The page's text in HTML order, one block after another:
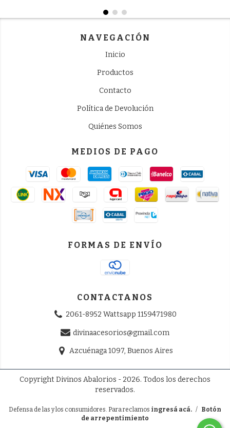
NAVEGACIÓN
Inicio
Productos
Contacto
Política de Devolución
Quiénes Somos
MEDIOS DE PAGO
FORMAS DE ENVÍO
CONTACTANOS
2061-8952 Wattsapp 1159471980
divinaacesorios@gmail.com
Azcuénaga 1097, Buenos Aires
Copyright Divinos Abalorios - 2026. Todos los derechos
reservados.
Defensa de las y los consumidores. Para reclamos ingresá acá. / Botón
de arrepentimiento